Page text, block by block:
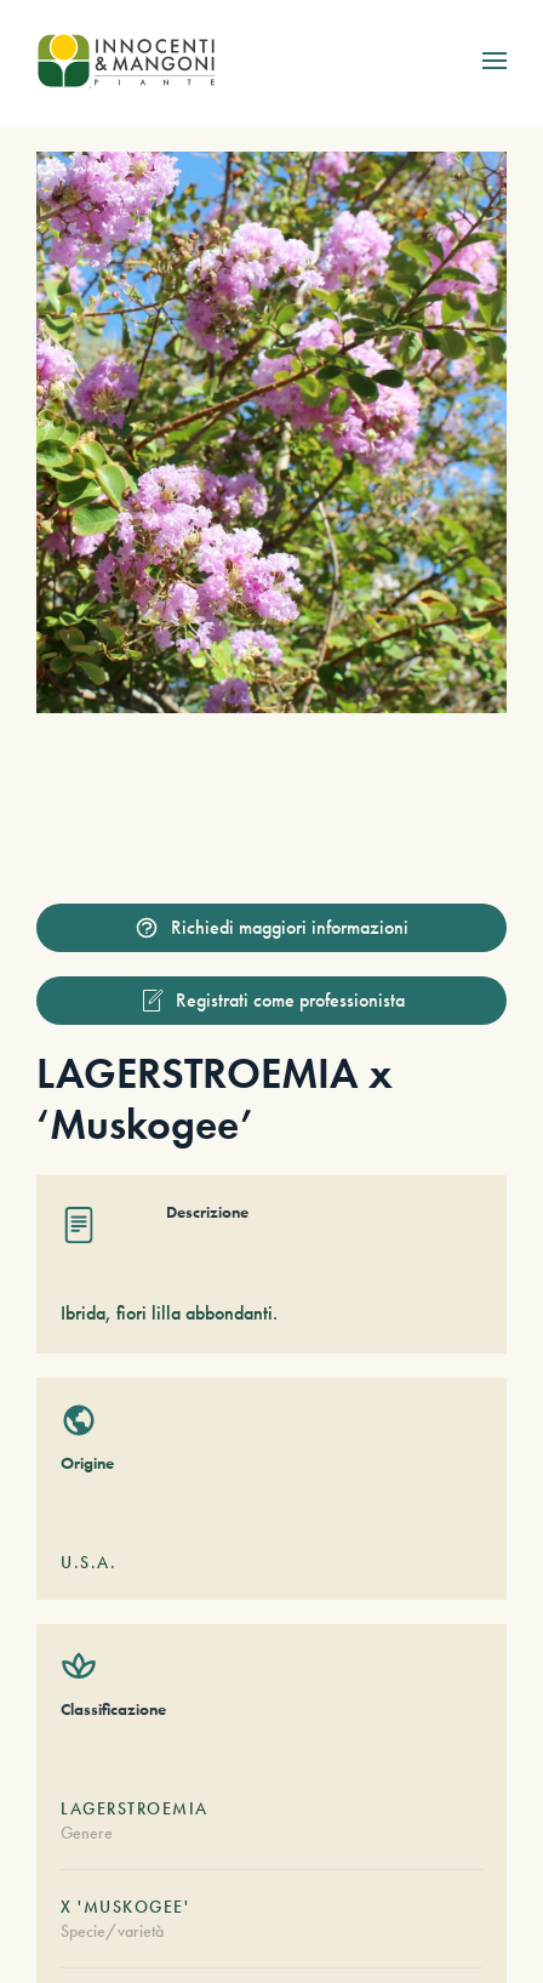
Skip to main content
Richiedi maggiori informazioni
Registrati come professionista
LAGERSTROEMIA x
‘Muskogee’
Descrizione
Ibrida, fiori lilla abbondanti.
Origine
U.S.A.
Classificazione
LAGERSTROEMIA
Genere
X 'MUSKOGEE'
Specie/varietà